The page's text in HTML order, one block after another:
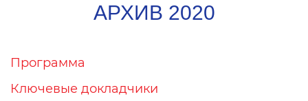
АРХИВ 2020
Программа
Ключевые докладчики